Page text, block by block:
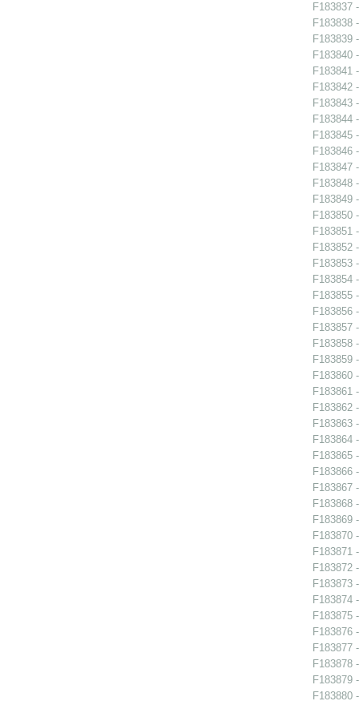
F183837
F183838
F183839
F183840
F183841
F183842
F183843
F183844
F183845
F183846
F183847
F183848
F183849
F183850
F183851
F183852
F183853
F183854
F183855
F183856
F183857
F183858
F183859
F183860
F183861
F183862
F183863
F183864
F183865
F183866
F183867
F183868
F183869
F183870
F183871
F183872
F183873
F183874
F183875
F183876
F183877
F183878
F183879
F183880